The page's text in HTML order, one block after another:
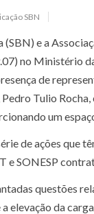
SBN
e a
no Ministério
de
Tulio
um
de ações
e SONESP
questões
elevação da